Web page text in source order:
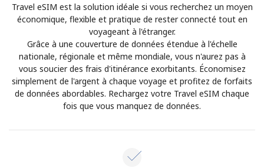
Travel eSIM est la solution idéale si vous recherchez un moyen
économique, flexible et pratique de rester connecté tout en
voyageant à l'étranger.
Grâce à une couverture de données étendue à l'échelle
nationale, régionale et même mondiale, vous n'aurez pas à
vous soucier des frais d'itinérance exorbitants. Économisez
simplement de l'argent à chaque voyage et profitez de forfaits
de données abordables. Rechargez votre Travel eSIM chaque
fois que vous manquez de données.